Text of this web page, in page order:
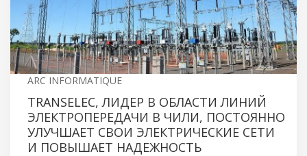
ARC INFORMATIQUE
TRANSELEC, ЛИДЕР В ОБЛАСТИ ЛИНИЙ
ЭЛЕКТРОПЕРЕДАЧИ В ЧИЛИ, ПОСТОЯННО
УЛУЧШАЕТ СВОИ ЭЛЕКТРИЧЕСКИЕ СЕТИ
И ПОВЫШАЕТ НАДЕЖНОСТЬ